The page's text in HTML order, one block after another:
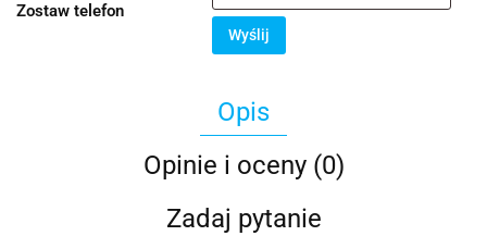
Zostaw telefon
Wyślij
Opis
Opinie i oceny (0)
Zadaj pytanie